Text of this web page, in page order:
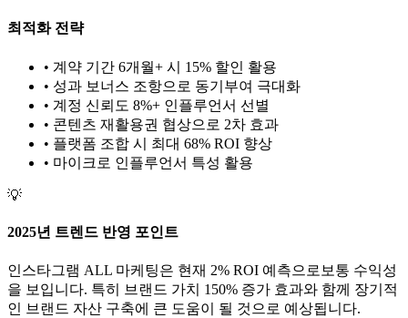
최적화 전략
• 계약 기간 6개월+ 시 15% 할인 활용
• 성과 보너스 조항으로 동기부여 극대화
• 계정 신뢰도 8%+ 인플루언서 선별
• 콘텐츠 재활용권 협상으로 2차 효과
• 플랫폼 조합 시 최대 68% ROI 향상
• 마이크로 인플루언서 특성 활용
💡
2025년 트렌드 반영 포인트
인스타그램 ALL 마케팅은 현재 2% ROI 예측으로 보통 수익성
을 보입니다. 특히 브랜드 가치
150% 증가 효과와 함께 장기적
인 브랜드 자산 구축에 큰 도움이 될 것으로 예상됩니다.